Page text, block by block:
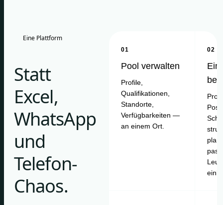
Eine Plattform
Statt
Excel,
WhatsApp
und
Telefon-
Chaos.
01
Pool verwalten
Profile,
Qualifikationen,
Standorte,
Verfügbarkeiten —
an einem Ort.
02